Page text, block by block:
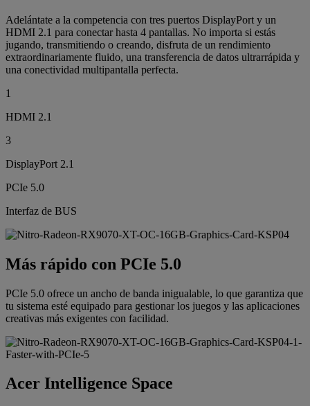
Adelántate a la competencia con tres puertos DisplayPort y un
HDMI 2.1 para conectar hasta 4 pantallas. No importa si estás
jugando, transmitiendo o creando, disfruta de un rendimiento
extraordinariamente fluido, una transferencia de datos ultrarrápida y
una conectividad multipantalla perfecta.
1
HDMI 2.1
3
DisplayPort 2.1
PCIe 5.0
Interfaz de BUS
Más rápido con PCIe 5.0
PCIe 5.0 ofrece un ancho de banda inigualable, lo que garantiza que
tu sistema esté equipado para gestionar los juegos y las aplicaciones
creativas más exigentes con facilidad.
Acer Intelligence Space